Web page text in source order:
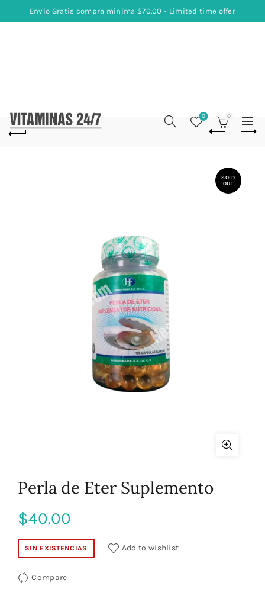
Envio Gratis compra minima $70.00 - Limited time offer
0 0
SOLD
OUT
Perla de Eter Suplemento
$40.00
SIN EXISTENCIAS Add to wishlist
Compare